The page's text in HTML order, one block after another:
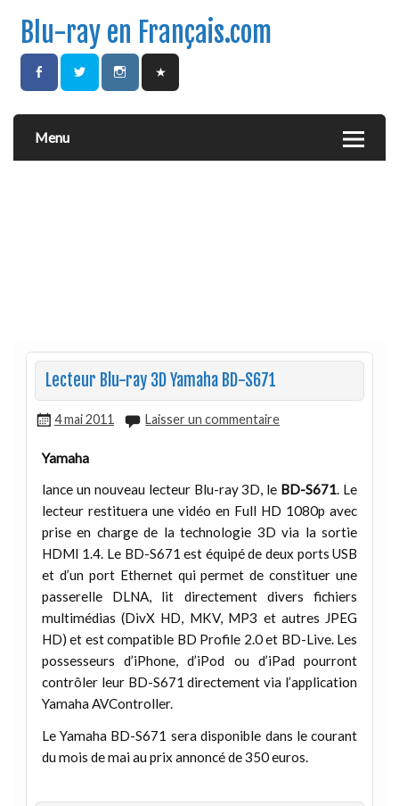
Blu-ray en Français.com
Menu
Lecteur Blu-ray 3D Yamaha BD-S671
4 mai 2011 Laisser un commentaire
Yamaha
lance un nouveau lecteur Blu-ray 3D, le BD-S671. Le
lecteur restituera une vidéo en Full HD 1080p avec
prise en charge de la technologie 3D via la sortie
HDMI 1.4. Le BD-S671 est équipé de deux ports USB
et d’un port Ethernet qui permet de constituer une
passerelle DLNA, lit directement divers fichiers
multimédias (DivX HD, MKV, MP3 et autres JPEG
HD) et est compatible BD Profile 2.0 et BD-Live. Les
possesseurs d’iPhone, d’iPod ou d’iPad pourront
contrôler leur BD-S671 directement via l’application
Yamaha AVController.
Le Yamaha BD-S671 sera disponible dans le courant
du mois de mai au prix annoncé de 350 euros.